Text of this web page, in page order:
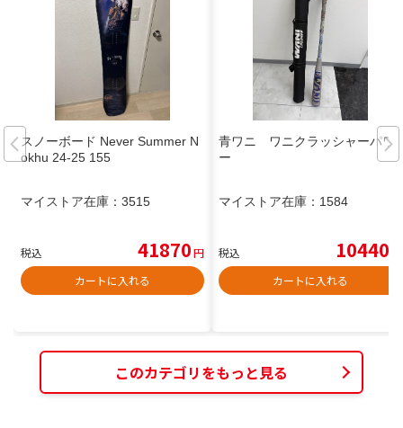
スノーボード Never Summer N
okhu 24-25 155
マイストア在庫： 3515
税込 41870円
カートに入れる
青ワニ ワニクラッシャーパワ
ー
マイストア在庫： 1584
税込 10440
カートに入れる
このカテゴリをもっと見る